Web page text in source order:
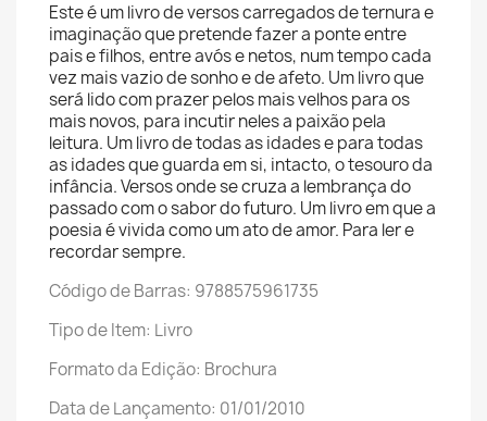
Este é um livro de versos carregados de ternura e
imaginação que pretende fazer a ponte entre
pais e filhos, entre avós e netos, num tempo cada
vez mais vazio de sonho e de afeto. Um livro que
será lido com prazer pelos mais velhos para os
mais novos, para incutir neles a paixão pela
leitura. Um livro de todas as idades e para todas
as idades que guarda em si, intacto, o tesouro da
infância. Versos onde se cruza a lembrança do
passado com o sabor do futuro. Um livro em que a
poesia é vivida como um ato de amor. Para ler e
recordar sempre.
Código de Barras: 9788575961735
Tipo de Item: Livro
Formato da Edição: Brochura
Data de Lançamento: 01/01/2010